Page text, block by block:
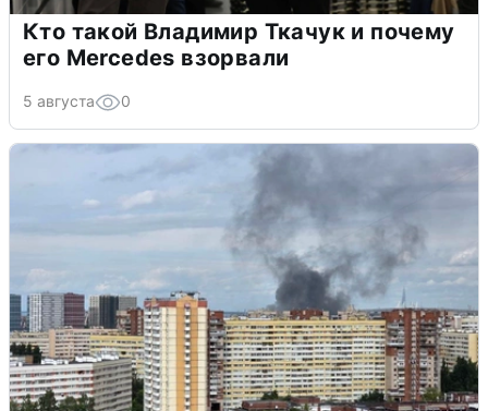
Кто такой Владимир Ткачук и почему
его Mercedes взорвали
5 августа 0